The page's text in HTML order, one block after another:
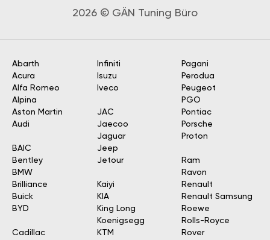
2026 © GÄN Tuning Büro
Abarth
Acura
Alfa Romeo
Alpina
Aston Martin
Audi
BAIC
Bentley
BMW
Brilliance
Buick
BYD
Cadillac
Infiniti
Isuzu
Iveco
JAC
Jaecoo
Jaguar
Jeep
Jetour
Kaiyi
KIA
King Long
Koenigsegg
KTM
Pagani
Perodua
Peugeot
PGO
Pontiac
Porsche
Proton
Ram
Ravon
Renault
Renault Samsung
Roewe
Rolls-Royce
Rover